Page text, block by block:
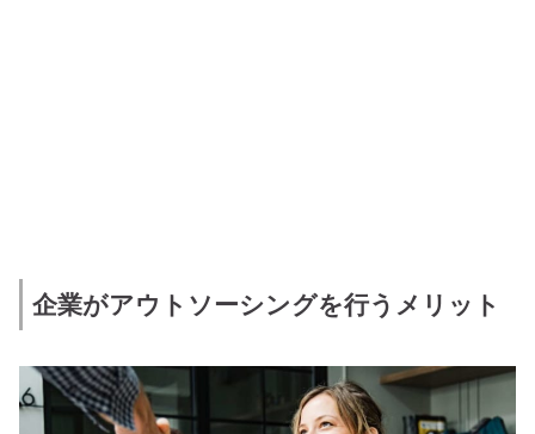
企業がアウトソーシングを行うメリット